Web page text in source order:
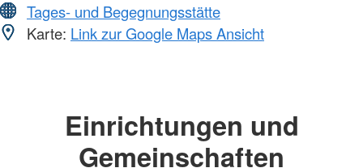
Tages- und Begegnungsstätte
Karte: Link zur Google Maps Ansicht
Einrichtungen und
Gemeinschaften